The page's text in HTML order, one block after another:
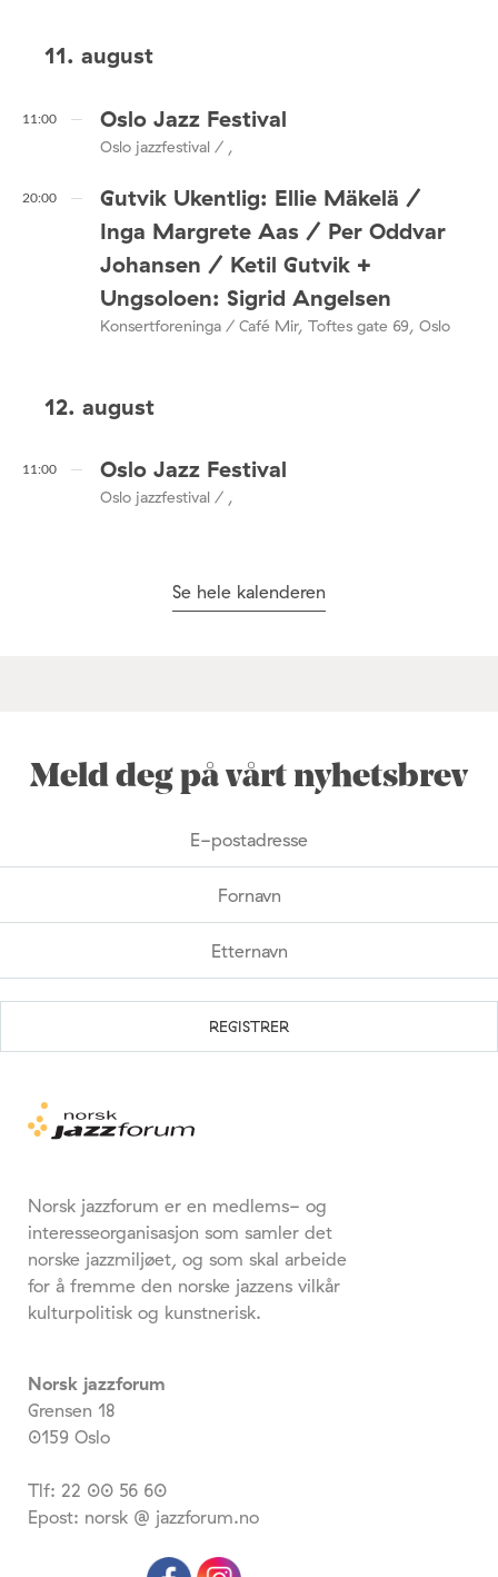
11. august
11:00 Oslo Jazz Festival
Oslo jazzfestival / ,
20:00
Gutvik Ukentlig: Ellie Mäkelä /
Inga Margrete Aas / Per Oddvar
Johansen / Ketil Gutvik +
Ungsoloen: Sigrid Angelsen
Konsertforeninga / Café Mir, Toftes gate 69, Oslo
12. august
11:00 Oslo Jazz Festival
Oslo jazzfestival / ,
Se hele kalenderen
Meld deg på vårt nyhetsbrev
Norsk jazzforum er en medlems- og
interesseorganisasjon som samler det
norske jazzmiljøet, og som skal arbeide
for å fremme den norske jazzens vilkår
kulturpolitisk og kunstnerisk.
Norsk jazzforum
Grensen 18
0159 Oslo
Tlf: 22 00 56 60
Epost: norsk @ jazzforum.no